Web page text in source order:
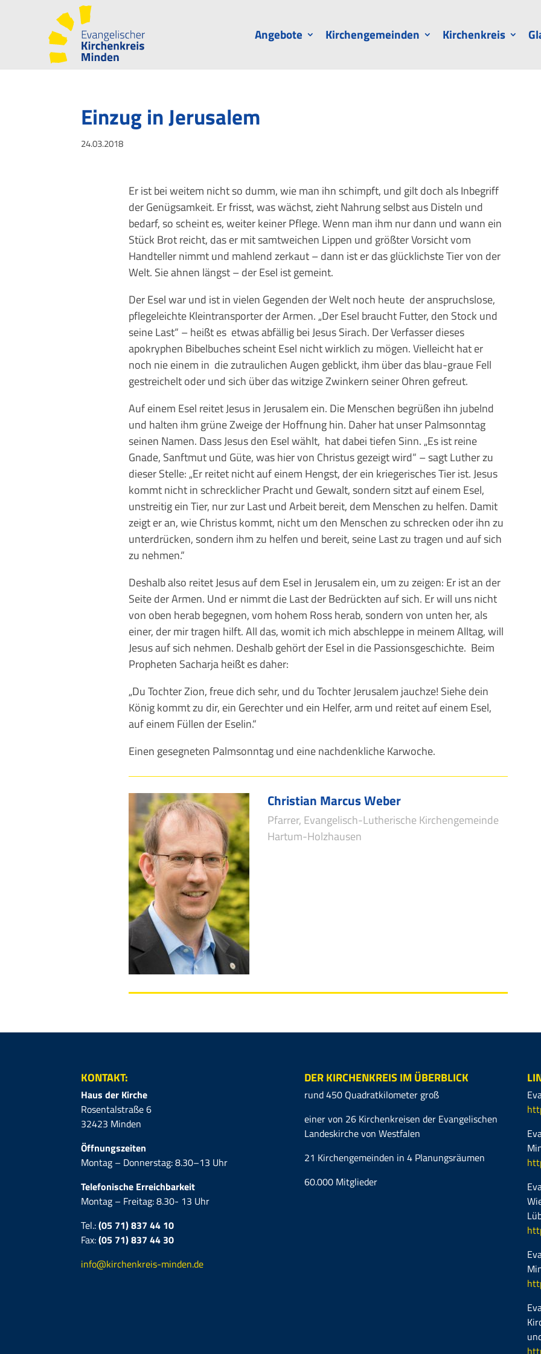
Angebote Kirchengemeinden Kirchenkreis
Einzug in Jerusalem
24.03.2018
Er ist bei weitem nicht so dumm, wie man ihn schimpft, und gilt doch als Inbegriff
der Genügsamkeit. Er frisst, was wächst, zieht Nahrung selbst aus Disteln und
bedarf, so scheint es, weiter keiner Pflege. Wenn man ihm nur dann und wann ein
Stück Brot reicht, das er mit samtweichen Lippen und größter Vorsicht vom
Handteller nimmt und mahlend zerkaut – dann ist er das glücklichste Tier von der
Welt. Sie ahnen längst – der Esel ist gemeint.
Der Esel war und ist in vielen Gegenden der Welt noch heute der anspruchslose,
pflegeleichte Kleintransporter der Armen. „Der Esel braucht Futter, den Stock und
seine Last“ – heißt es etwas abfällig bei Jesus Sirach. Der Verfasser dieses
apokryphen Bibelbuches scheint Esel nicht wirklich zu mögen. Vielleicht hat er
noch nie einem in die zutraulichen Augen geblickt, ihm über das blau-graue Fell
gestreichelt oder und sich über das witzige Zwinkern seiner Ohren gefreut.
Auf einem Esel reitet Jesus in Jerusalem ein. Die Menschen begrüßen ihn jubelnd
und halten ihm grüne Zweige der Hoffnung hin. Daher hat unser Palmsonntag
seinen Namen. Dass Jesus den Esel wählt, hat dabei tiefen Sinn. „Es ist reine
Gnade, Sanftmut und Güte, was hier von Christus gezeigt wird“ – sagt Luther zu
dieser Stelle: „Er reitet nicht auf einem Hengst, der ein kriegerisches Tier ist. Jesus
kommt nicht in schrecklicher Pracht und Gewalt, sondern sitzt auf einem Esel,
unstreitig ein Tier, nur zur Last und Arbeit bereit, dem Menschen zu helfen. Damit
zeigt er an, wie Christus kommt, nicht um den Menschen zu schrecken oder ihn zu
unterdrücken, sondern ihm zu helfen und bereit, seine Last zu tragen und auf sich
zu nehmen.“
Deshalb also reitet Jesus auf dem Esel in Jerusalem ein, um zu zeigen: Er ist an der
Seite der Armen. Und er nimmt die Last der Bedrückten auf sich. Er will uns nicht
von oben herab begegnen, vom hohem Ross herab, sondern von unten her, als
einer, der mir tragen hilft. All das, womit ich mich abschleppe in meinem Alltag, will
Jesus auf sich nehmen. Deshalb gehört der Esel in die Passionsgeschichte. Beim
Propheten Sacharja heißt es daher:
„Du Tochter Zion, freue dich sehr, und du Tochter Jerusalem jauchze! Siehe dein
König kommt zu dir, ein Gerechter und ein Helfer, arm und reitet auf einem Esel,
auf einem Füllen der Eselin.“
Einen gesegneten Palmsonntag und eine nachdenkliche Karwoche.
Christian Marcus Weber
Pfarrer, Evangelisch-Lutherische Kirchengemeinde
Hartum-Holzhausen
KONTAKT:
Haus der Kirche
Rosentalstraße 6
32423 Minden
Öffnungszeiten
Montag – Donnerstag: 8.30–13 Uhr
Telefonische Erreichbarkeit
Montag – Freitag: 8.30- 13 Uhr
Tel.:(05 71) 837 44 10
Fax:(05 71)837 44 30
info@kirchenkreis-minden.de
DER KIRCHENKREIS IM ÜBERBLICK
rund 450 Quadratkilometer groß
einer von 26 Kirchenkreisen der Evangelischen
Landeskirche von Westfalen
21 Kirchengemeinden in 4 Planungsräumen
60.000 Mitglieder